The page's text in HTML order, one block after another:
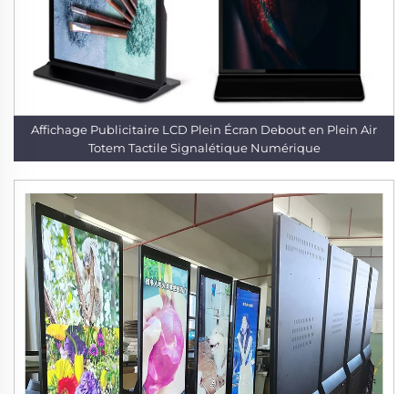
Affichage Publicitaire LCD Plein Écran Debout en Plein Air
Totem Tactile Signalétique Numérique